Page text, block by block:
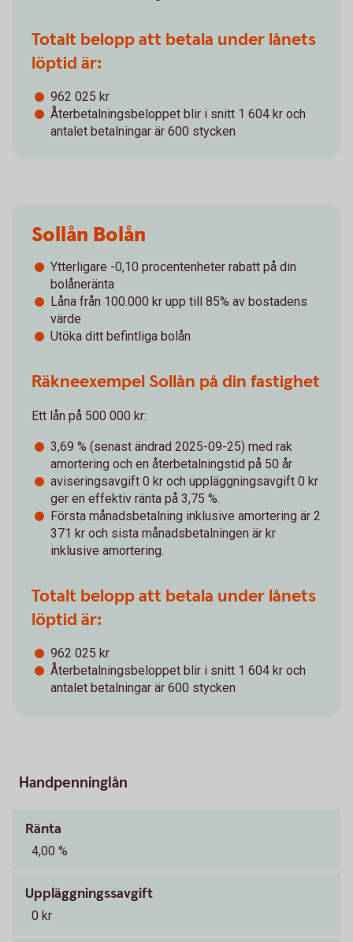
Totalt belopp att betala under lånets
löptid är:
962 025 kr
Återbetalningsbeloppet blir i snitt 1 604 kr och
antalet betalningar är 600 stycken
Sollån Bolån
Ytterligare -0,10 procentenheter rabatt på din
bolåneränta
Låna från 100.000 kr upp till 85% av bostadens
värde
Utöka ditt befintliga bolån
Räkneexempel Sollån på din fastighet
Ett lån på 500 000 kr:
3,69 % (senast ändrad 2025-09-25) med rak
amortering och en återbetalningstid på 50 år
aviseringsavgift 0 kr och uppläggningsavgift 0 kr
ger en effektiv ränta på 3,75 %.
Första månadsbetalning inklusive amortering är 2
371 kr och sista månadsbetalningen är kr
inklusive amortering.
Totalt belopp att betala under lånets
löptid är:
962 025 kr
Återbetalningsbeloppet blir i snitt 1 604 kr och
antalet betalningar är 600 stycken
Handpenninglån
Ränta
4,00 %
Uppläggningssavgift
0 kr